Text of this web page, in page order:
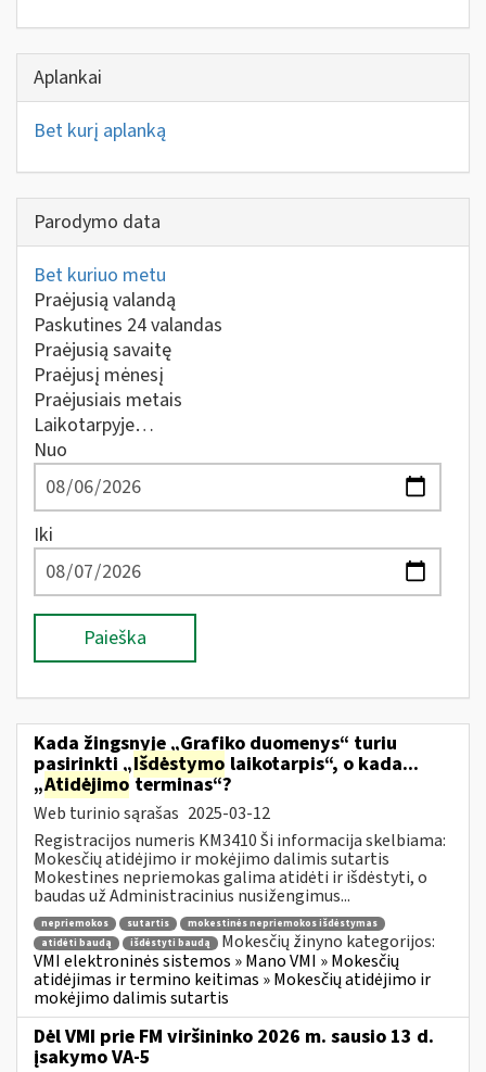
Aplankai
Bet kurį aplanką
Parodymo data
Bet kuriuo metu
Praėjusią valandą
Paskutines 24 valandas
Praėjusią savaitę
Praėjusį mėnesį
Praėjusiais metais
Laikotarpyje…
Nuo
Iki
Paieška
Kada žingsnyje „Grafiko duomenys“ turiu
pasirinkti „Išdėstymo laikotarpis“, o kada...
„Atidėjimoterminas“?
Web turinio sąrašas 2025-03-12
Registracijos numeris KM3410 Ši informacija skelbiama:
Mokesčių atidėjimo ir mokėjimo dalimis sutartis
Mokestines nepriemokas galima atidėti ir išdėstyti, o
baudas už Administracinius nusižengimus...
nepriemokos sutartis
mokestinės nepriemokos išdėstymas
atidėti baudą
išdėstyti baudą
Mokesčių žinyno kategorijos:
VMI elektroninės sistemos » Mano VMI » Mokesčių
atidėjimas ir termino keitimas » Mokesčių atidėjimo ir
mokėjimo dalimis sutartis
Dėl VMI prie FM viršininko 2026 m. sausio 13 d.
įsakymo VA-5